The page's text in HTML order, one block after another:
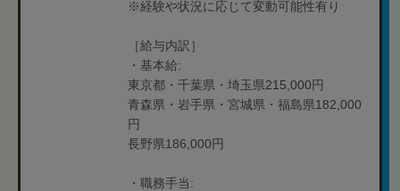
※経験や状況に応じて変動可能性有り
［給与内訳］
・基本給:
東京都・千葉県・埼玉県215,000円
青森県・岩手県・宮城県・福島県182,000
円
長野県186,000円
・職務手当: